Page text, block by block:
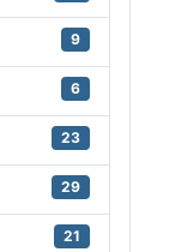
9
6
23
29
21